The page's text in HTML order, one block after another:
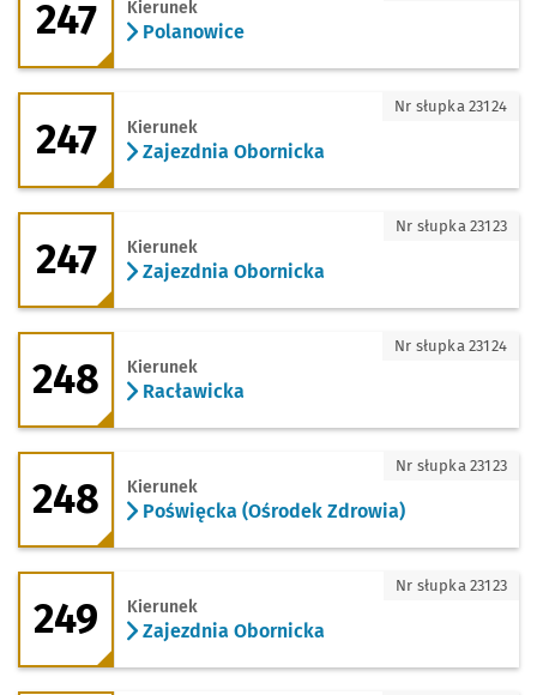
247 Kierunek
Polanowice
247 - kierunek Zajezdnia Obornicka
247 Kierunek
Zajezdnia Obornicka
Nr słupka 23124
247 - kierunek Zajezdnia Obornicka
247 Kierunek
Zajezdnia Obornicka
Nr słupka 23123
248 - kierunek Racławicka
248 Kierunek
Racławicka
Nr słupka 23124
248 - kierunek Poświęcka (Ośrodek
248 Kierunek
Poświęcka (Ośrodek Zdrowia)
Nr słupka 23123
249 - kierunek Zajezdnia Obornicka
249 Kierunek
Zajezdnia Obornicka
Nr słupka 23123